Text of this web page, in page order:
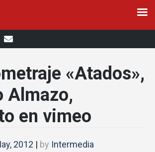
«Atados»,
Almazo,
en vimeo
2012 | by Intermedia